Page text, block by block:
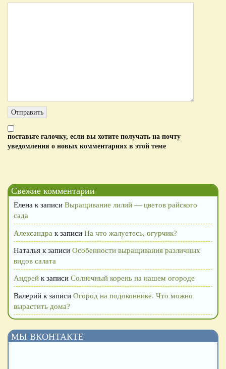
поставьте галочку, если вы хотите получать на почту
уведомления о новых комментариях в этой теме
Свежие комментарии
Елена к записи Выращивание лилий — цветов райского
сада
Александра к записи На что жалуетесь, огурчик?
Наталья к записи Особенности выращивания различных
видов салата
Андрей к записи Солнечный корень на нашем огороде
Валерий к записи Огород на подоконнике. Что можно
вырастить дома?
МЫ ВКОНТАКТЕ